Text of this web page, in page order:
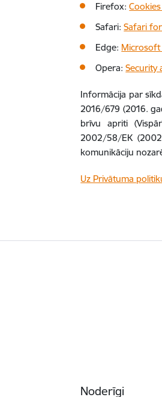
Firefox:
Safari:Safari
Edge: Microsoft
Opera:Security
Informācija par
2016/679 (2016.
brīvu apriti
2002/58/EK
komunikāciju
Uz Privātuma
Noderīgi